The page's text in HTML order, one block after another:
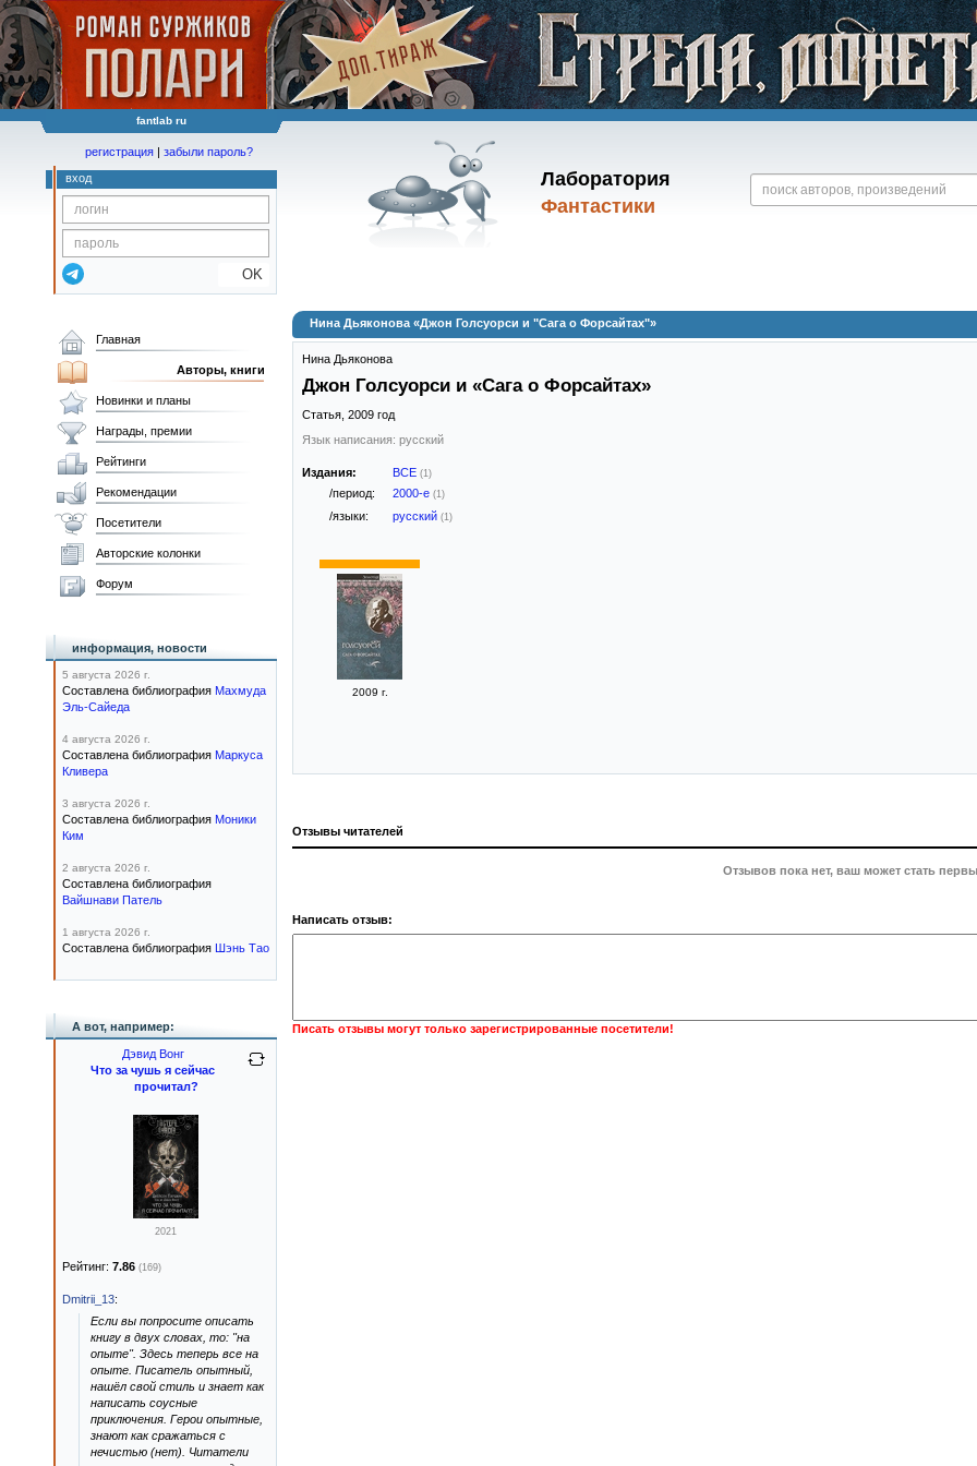
fantlab ru
Лаборатория
Фантастики
регистрация | забыли пароль?
вход
OK
Нина Дьяконова «Джон Голсуорси и "Сага о Форсайтах"»
Нина Дьяконова
Джон Голсуорси и «Сага о Форсайтах»
Статья, 2009 год
Язык написания: русский
Издания: ВСЕ (1)
/период: 2000-е (1)
/языки: русский (1)
2009 г.
Отзывы читателей
Отзывов пока нет, ваш может стать
Написать отзыв:
Писать отзывы могут только зарегистрированные посетители!
Главная
Авторы, книги
Новинки и планы
Награды, премии
Рейтинги
Рекомендации
Посетители
Авторские колонки
Форум
информация, новости
5 августа 2026 г.
Составлена библиография Махмуда
Эль-Сайеда
4 августа 2026 г.
Составлена библиография Маркуса
Кливера
3 августа 2026 г.
Составлена библиография Моники
Ким
2 августа 2026 г.
Составлена библиография
Вайшнави Патель
1 августа 2026 г.
Составлена библиография Шэнь Тао
А вот, например:
Дэвид Вонг
Что за чушь я сейчас
прочитал?
2021
Рейтинг: 7.86 (169)
Dmitrii_13:
Если вы попросите описать
книгу в двух словах, то: "на
опыте". Здесь теперь все на
опыте. Писатель опытный,
нашёл свой стиль и знает как
написать соусные
приключения. Герои опытные,
знают как сражаться с
нечистью (нет). Читатели